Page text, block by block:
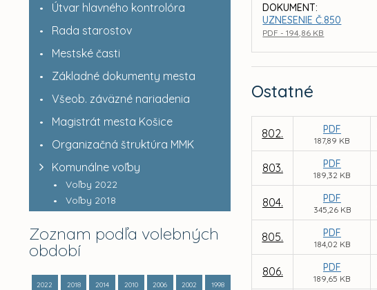
Útvar hlavného kontrolóra
Rada starostov
Mestské časti
Základné dokumenty mesta
Všeob. záväzné nariadenia
Magistrát mesta Košice
Organizačná štruktúra MMK
Komunálne voľby
Voľby 2022
Voľby 2018
Zoznam podľa volebných
období
2022
2018
2014
2010
2006
2002
1998
DOKUMENT:
UZNESENIE Č.850
PDF - 194,86 KB
Ostatné
802. PDF
187,89 KB
803. PDF
189,32 KB
804. PDF
345,26 KB
805. PDF
184,02 KB
806. PDF
189,65 KB